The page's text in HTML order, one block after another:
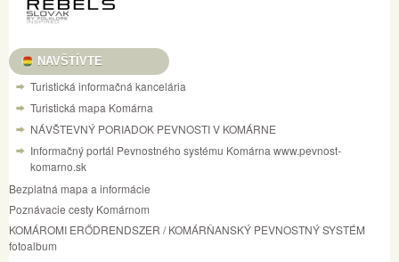
NAVŠTÍVTE
Turistická informačná kancelária
Turistická mapa Komárna
NÁVŠTEVNÝ PORIADOK PEVNOSTI V KOMÁRNE
Informačný portál Pevnostného systému Komárna www.pevnost-
komarno.sk
Bezplatná mapa a informácie
Poznávacie cesty Komárnom
KOMÁROMI ERŐDRENDSZER / KOMÁRŇANSKÝ PEVNOSTNÝ SYSTÉM
fotoalbum